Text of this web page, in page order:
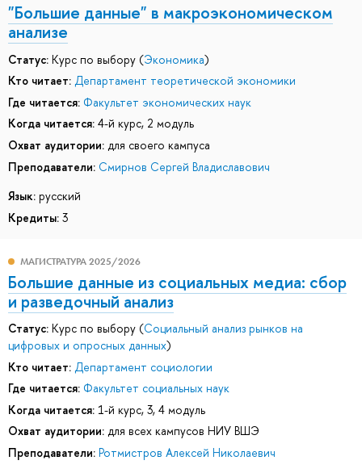
"Большие данные" в макроэкономическом
анализе
Статус: Курс по выбору (Экономика)
Кто читает: Департамент теоретической экономики
Где читается: Факультет экономических наук
Когда читается: 4-й курс, 2 модуль
Охват аудитории: для своего кампуса
Преподаватели: Смирнов Сергей Владиславович
Язык: русский
Кредиты: 3
МАГИСТРАТУРА 2025/2026
Большие данные из социальных медиа: сбор
и разведочный анализ
Статус: Курс по выбору (Социальный анализ рынков на
цифровых и опросных данных)
Кто читает: Департамент социологии
Где читается: Факультет социальных наук
Когда читается: 1-й курс, 3, 4 модуль
Охват аудитории: для всех кампусов НИУ ВШЭ
Преподаватели: Ротмистров Алексей Николаевич